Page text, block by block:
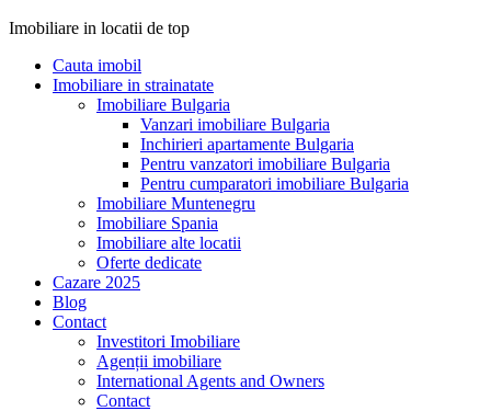
Imobiliare in locatii de top
Cauta imobil
Imobiliare in strainatate
Imobiliare Bulgaria
Vanzari imobiliare Bulgaria
Inchirieri apartamente Bulgaria
Pentru vanzatori imobiliare Bulgaria
Pentru cumparatori imobiliare Bulgaria
Imobiliare Muntenegru
Imobiliare Spania
Imobiliare alte locatii
Oferte dedicate
Cazare 2025
Blog
Contact
Investitori Imobiliare
Agenții imobiliare
International Agents and Owners
Contact